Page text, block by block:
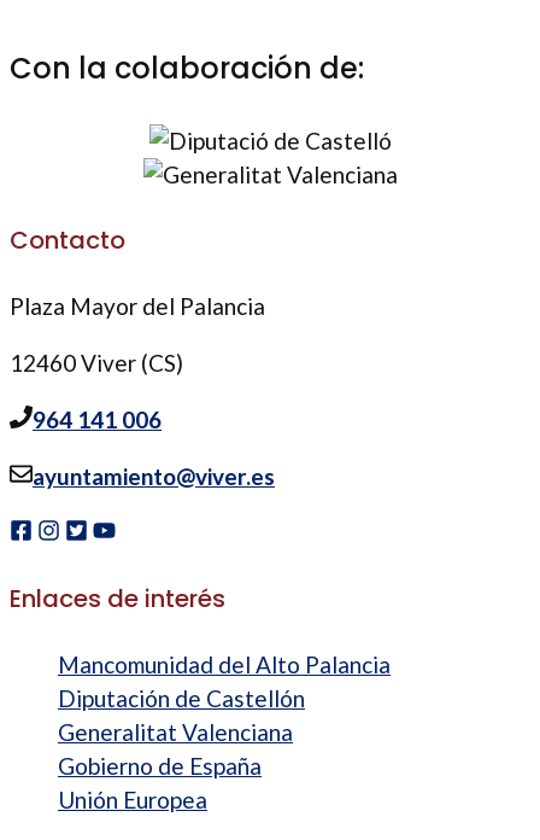
Con la colaboración de:
Contacto
Plaza Mayor del Palancia
12460 Viver (CS)
964 141 006
ayuntamiento@viver.es
Enlaces de interés
Mancomunidad del Alto Palancia
Diputación de Castellón
Generalitat Valenciana
Gobierno de España
Unión Europea